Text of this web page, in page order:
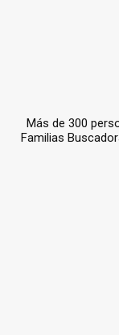
Más de 300
Familias